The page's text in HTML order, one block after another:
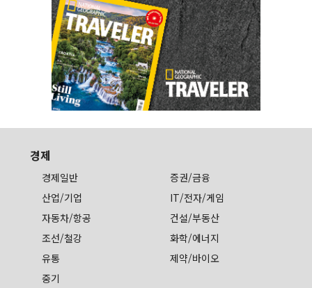
경제
경제일반
증권/금융
산업/기업
IT/전자/게임
자동차/항공
건설/부동산
조선/철강
화학/에너지
유통
제약/바이오
중기